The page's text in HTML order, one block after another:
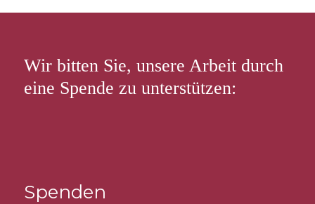
Wir bitten Sie, unsere Arbeit durch
eine Spende zu unterstützen:
Spenden